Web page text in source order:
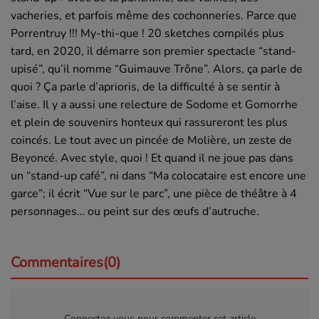
vacheries, et parfois même des cochonneries. Parce que
Porrentruy !!! My-thi-que ! 20 sketches compilés plus
tard, en 2020, il démarre son premier spectacle “stand-
upisé”, qu’il nomme “Guimauve Trône”. Alors, ça parle de
quoi ? Ça parle d’aprioris, de la difficulté à se sentir à
l’aise. Il y a aussi une relecture de Sodome et Gomorrhe
et plein de souvenirs honteux qui rassureront les plus
coincés. Le tout avec un pincée de Molière, un zeste de
Beyoncé. Avec style, quoi ! Et quand il ne joue pas dans
un “stand-up café”, ni dans “Ma colocataire est encore une
garce”; il écrit “Vue sur le parc”, une pièce de théâtre à 4
personnages… ou peint sur des œufs d’autruche.
Commentaires(0)